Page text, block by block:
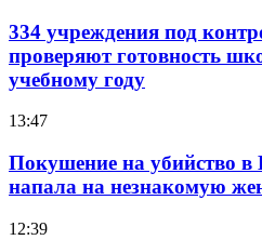
334 учреждения под
проверяют готовность
учебному году
13:47
Покушение на убийство в
напала на незнакомую
12:39